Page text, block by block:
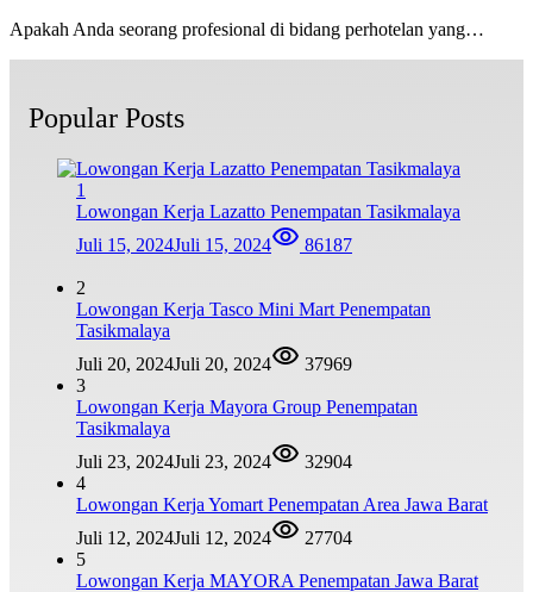
Apakah Anda seorang profesional di bidang perhotelan yang…
Popular Posts
1
Lowongan Kerja Lazatto Penempatan Tasikmalaya
Juli 15, 2024Juli 15, 2024 86187
2
Lowongan Kerja Tasco Mini Mart Penempatan
Tasikmalaya
Juli 20, 2024Juli 20, 2024
37969
3
Lowongan Kerja Mayora Group Penempatan
Tasikmalaya
Juli 23, 2024Juli 23, 2024
32904
4
Lowongan Kerja Yomart Penempatan Area Jawa Barat
Juli 12, 2024Juli 12, 2024
27704
5
Lowongan Kerja MAYORA Penempatan Jawa Barat